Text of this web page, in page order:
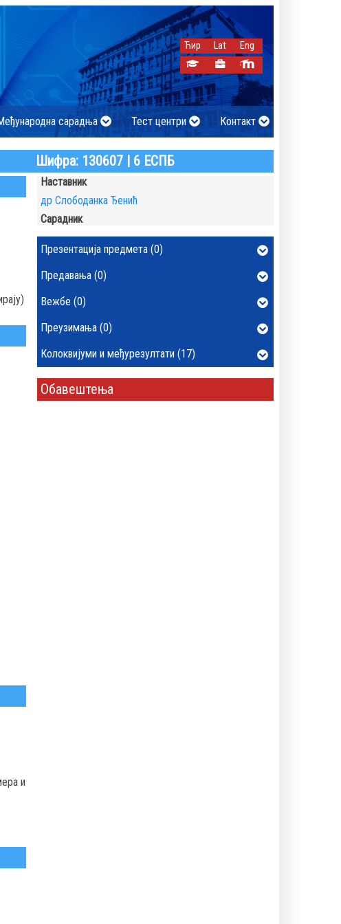
Ћир Lat Eng
сарадња Тест центри Контакт
Шифра: 130607 | 6 ЕСПБ
и
Наставник
др Слободанка Ђенић
Сарадник
Презентација предмета (0)
Предавања (0)
Вежбе (0)
Преузимања (0)
Колоквијуми и међурезултати (17)
Обавештења